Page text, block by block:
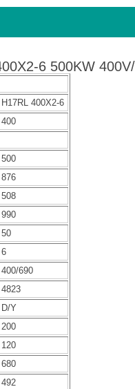
6 500KW
H17RL 400X2-6
400
500
876
508
990
50
6
400/690
4823
D/Y
200
120
680
492